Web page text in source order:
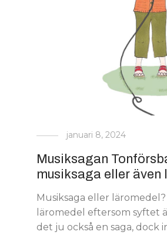
januari 8, 2024
Musiksagan
musiksaga eller även
Musiksaga eller
läromedel eftersom syftet
det ju också en saga, dock